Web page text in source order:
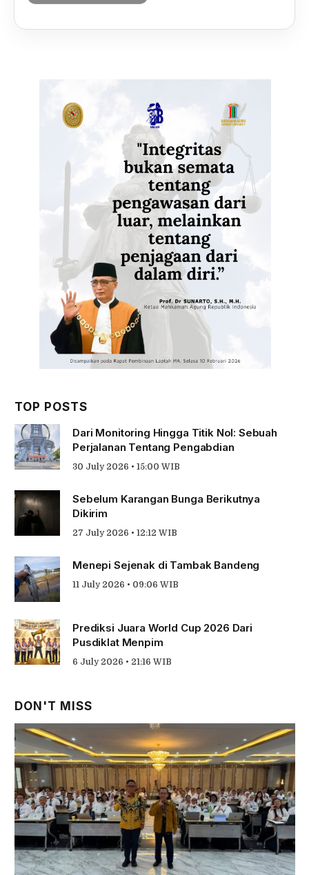
TOP POSTS
Dari Monitoring Hingga Titik Nol: Sebuah
Perjalanan Tentang Pengabdian
30 July 2026 • 15:00 WIB
Sebelum Karangan Bunga Berikutnya
Dikirim
27 July 2026 • 12:12 WIB
Menepi Sejenak di Tambak Bandeng
11 July 2026 • 09:06 WIB
Prediksi Juara World Cup 2026 Dari
Pusdiklat Menpim
6 July 2026 • 21:16 WIB
DON'T MISS